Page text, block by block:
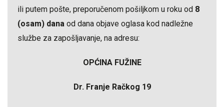
ili putem pošte, preporučenom pošiljkom u roku od 8
(osam) dana od dana objave oglasa kod nadležne
službe za zapošljavanje, na adresu:
OPĆINA FUŽINE
Dr. Franje Račkog 19